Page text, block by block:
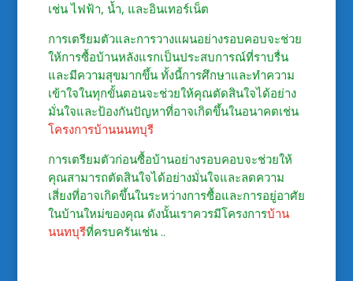
เช่น ไฟฟ้า, น้ำ, และอินเทอร์เน็ต
การเตรียมตัวและการวางแผนอย่างรอบคอบจะช่วย
ให้การซื้อบ้านหลังแรกเป็นประสบการณ์ที่ราบรื่น
และมีความสุขมากขึ้น ทั้งนี้การศึกษาและทำความ
เข้าใจในทุกขั้นตอนจะช่วยให้คุณตัดสินใจได้อย่าง
มั่นใจและป้องกันปัญหาที่อาจเกิดขึ้นในอนาคตเช่น
โครงการบ้านนนทบุรี
การเตรียมตัวก่อนซื้อบ้านอย่างรอบคอบจะช่วยให้
คุณสามารถตัดสินใจได้อย่างมั่นใจและลดความ
เสี่ยงที่อาจเกิดขึ้นในระหว่างการซื้อและการอยู่อาศัย
ในบ้านใหม่ของคุณ ดังนั้นเราควรมีโครงการบ้าน
นนทบุรีที่ครบครันเช่น ..